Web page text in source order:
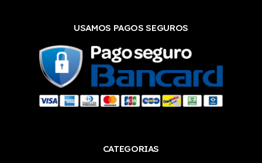
USAMOS PAGOS SEGUROS
CATEGORIAS